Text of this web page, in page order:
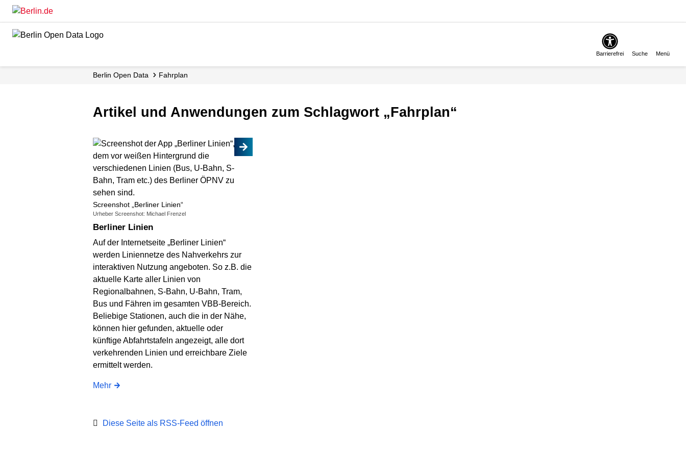
Skip
main
Barrierefrei Suche Menü
Berlin Open Data Fahrplan
Artikel und Anwendungen zum Schlagwort „Fahrplan“
Screenshot „Berliner Linien“
Urheber Screenshot: Michael Frenzel
Berliner Linien
Auf der Internetseite „Berliner Linien“
werden Liniennetze des Nahverkehrs zur
interaktiven Nutzung angeboten. So z.B. die
aktuelle Karte aller Linien von
Regionalbahnen, S-Bahn, U-Bahn, Tram,
Bus und Fähren im gesamten VBB-Bereich.
Beliebige Stationen, auch die in der Nähe,
können hier gefunden, aktuelle oder
künftige Abfahrtstafeln angezeigt, alle dort
verkehrenden Linien und erreichbare Ziele
ermittelt werden.
Mehr
Diese Seite als RSS-Feed öffnen